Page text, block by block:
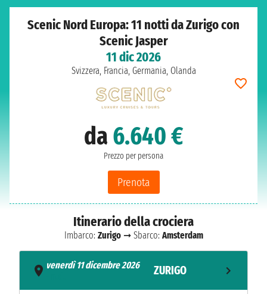
Scenic Nord Europa: 11 notti da Zurigo con
Scenic Jasper
11 dic 2026
Svizzera, Francia, Germania, Olanda
da 6.640 €
Prezzo per persona
Prenota
Itinerario della crociera
Imbarco: Zurigo➞ Sbarco: Amsterdam
venerdì 11 dicembre 2026
ZURIGO